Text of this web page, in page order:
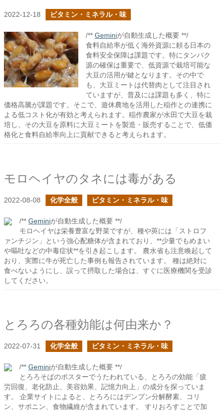
2022-12-18 ビタミン・ミネラル・味
/** Geminiが自動生成した概要 **/
食料自給率が低く海外資源に頼る日本の
食料安全保障は課題です。特にタンパク
源の確保は重要で、低資源で栽培可能な
大豆の活用が鍵となります。その中で
も、大豆ミートは代替肉として注目され
ていますが、普及には課題も多く、特に
価格高騰が課題です。そこで、遊休農地を活用した稲作との連携に
よる低コスト化が有効と考えられます。稲作農家が水田で大豆を栽
培し、その大豆を原料に大豆ミートを製造・販売することで、低価
格化と食料自給率向上に貢献できると考えられます。
モロヘイヤのタネには毒がある
2022-08-08 化学全般 ビタミン・ミネラル・味
/** Geminiが自動生成した概要 **/
モロヘイヤは栄養豊富な野菜ですが、種や莢には「ストロフ
ァンチジン」という強心配糖体が含まれており、**少量でもめまい
や嘔吐などの中毒症状**を引き起こします。 農水省も注意喚起して
おり、実際に牛が死亡した事例も報告されています。 種は絶対に
食べないようにし、誤って摂取した場合は、すぐに医療機関を受診
してください。
とろろの各種効能は何由来か？
2022-07-31 化学全般 ビタミン・ミネラル・味
/** Geminiが自動生成した概要 **/
とろろそばのポスターでうたわれている、とろろの効能「疲
労回復、老化防止、美容効果、記憶力向上」の成分を探っていま
す。 企業サイトによると、とろろにはデンプン分解酵素、コリ
ン、サポニン、食物繊維が含まれています。 すりおろすことで加